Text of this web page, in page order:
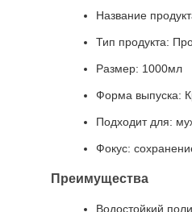
Название
Тип продукта:
Размер: 1000мл
Форма выпуска:
Подходит для:
Фокус:
Преимущества
Водостойкий